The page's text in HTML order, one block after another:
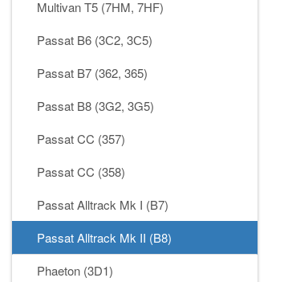
Multivan T5 (7HM, 7HF)
Passat B6 (3С2, 3С5)
Passat B7 (362, 365)
Passat B8 (3G2, 3G5)
Passat CC (357)
Passat CC (358)
Passat Alltrack Mk I (B7)
Passat Alltrack Mk II (B8)
Phaeton (3D1)